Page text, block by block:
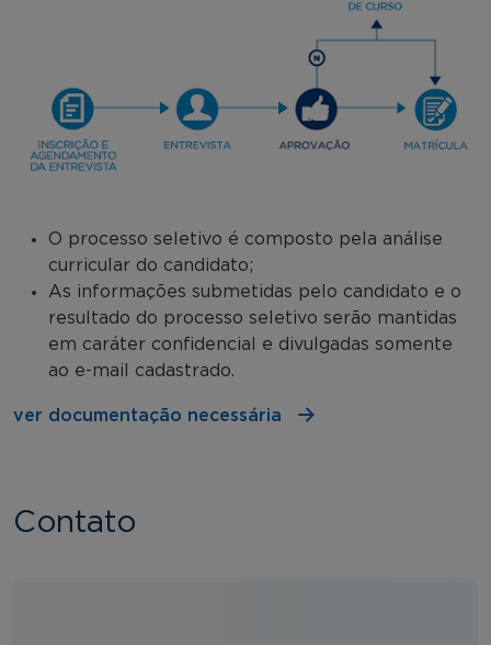
O processo seletivo é composto pela análise
curricular do candidato;
As informações submetidas pelo candidato e o
resultado do processo seletivo serão mantidas
em caráter confidencial e divulgadas somente
ao e-mail cadastrado.
ver documentação necessária
Contato